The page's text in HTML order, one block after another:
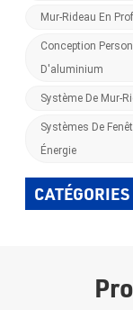
Mur-Rideau En
Conception
D'aluminium
Système De Mur-
Systèmes De
Énergie